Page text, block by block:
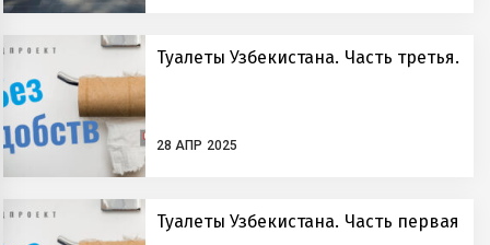
Туалеты Узбекистана. Часть третья.
28 АПР 2025
Туалеты Узбекистана. Часть первая